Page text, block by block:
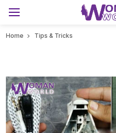
Home Tips & Tricks